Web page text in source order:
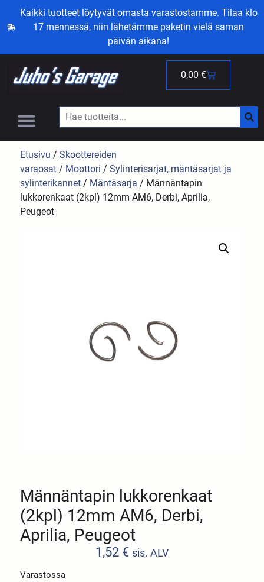
Kaikki tuotteet löytyvät omasta varastostamme. Tilaa klo
17 mennessä, niin lähetämme paketin vielä saman
päivän aikana!
0,00 €
Etusivu /Skoottereiden
varaosat / Moottori /Sylinterisarjat, mäntäsarjat ja
sylinterikannet / Mäntäsarja / Männäntapin
lukkorenkaat (2kpl) 12mm AM6, Derbi, Aprilia,
Peugeot
Männäntapin lukkorenkaat
(2kpl) 12mm AM6, Derbi,
Aprilia, Peugeot
1,52 € sis. ALV
Varastossa